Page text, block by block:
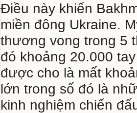
Điều này khiến
miền đông Ukraine.
thương vong trong 5
đó khoảng 20.000
được cho là mất
lớn trong số đó là
kinh nghiệm chiến